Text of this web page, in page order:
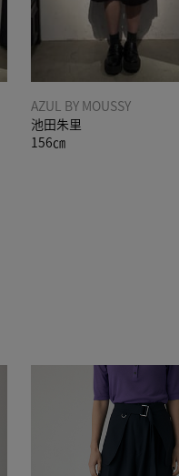
AZUL BY MOUSSY
池田朱里
156㎝